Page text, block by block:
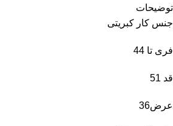
توضیحات
جنس کار کبریتی
فری تا 44
قد 51
عرض36